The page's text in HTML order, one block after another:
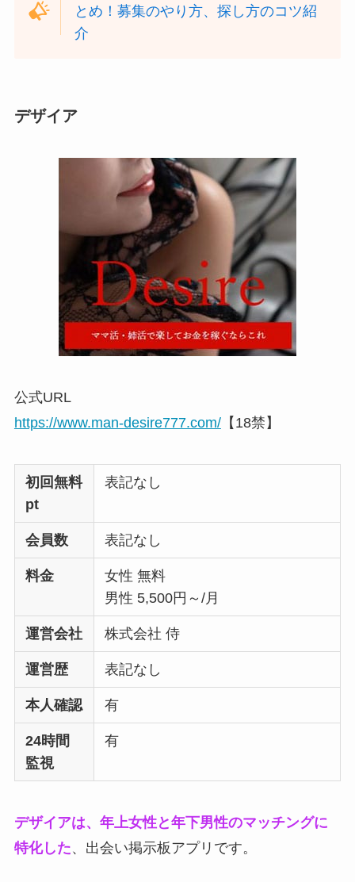
とめ！募集のやり方、探し方のコツ紹
介
デザイア
公式URL
https://www.man-desire777.com/【18禁】
初回無料
pt
表記なし
会員数 表記なし
料金
女性 無料
男性 5,500円～/月
運営会社 株式会社 侍
運営歴 表記なし
本人確認 有
24時間
監視
有
デザイアは、年上女性と年下男性のマッチングに
特化した、出会い掲示板アプリです。